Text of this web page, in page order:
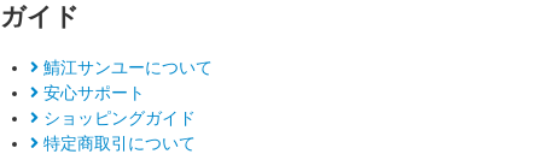
ガイド
鯖江サンユーについて
安心サポート
ショッピングガイド
特定商取引について